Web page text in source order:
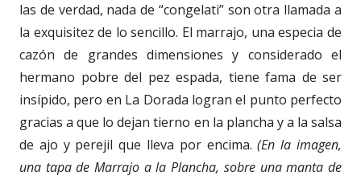
las de verdad, nada de “congelati” son otra llamada a
la exquisitez de lo sencillo. El marrajo, una especia de
cazón de grandes dimensiones y considerado el
hermano pobre del pez espada, tiene fama de ser
insípido, pero en La Dorada logran el punto perfecto
gracias a que lo dejan tierno en la plancha y a la salsa
de ajo y perejil que lleva por encima.(En la imagen,
una tapa de Marrajo a la Plancha, sobre una manta de